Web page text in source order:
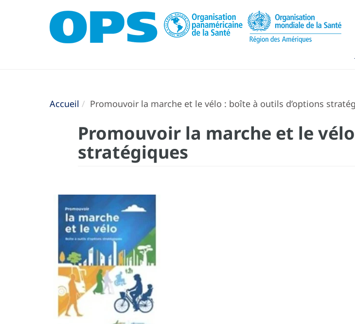
Accueil Promouvoir la marche et le vélo : boîte à outils d’options
Promouvoir la marche et le
stratégiques